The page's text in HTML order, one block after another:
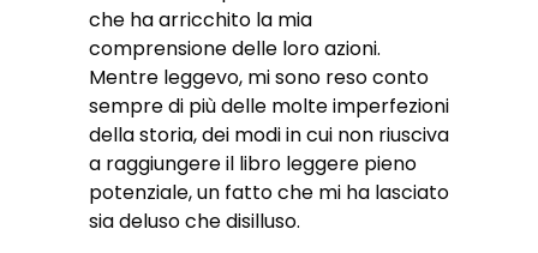
che ha arricchito la mia
comprensione delle loro azioni.
Mentre leggevo, mi sono reso conto
sempre di più delle molte imperfezioni
della storia, dei modi in cui non riusciva
a raggiungere il libro leggere pieno
potenziale, un fatto che mi ha lasciato
sia deluso che disilluso.